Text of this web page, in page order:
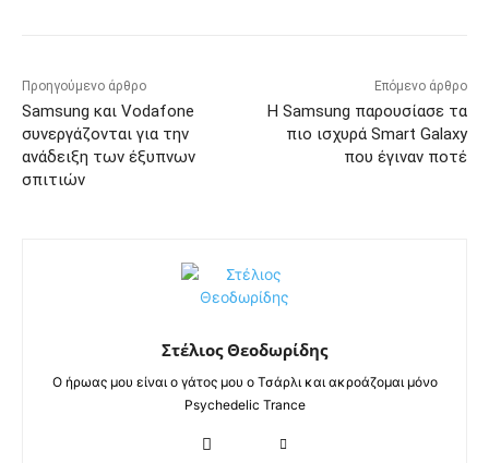
Προηγούμενο άρθρο
Samsung και Vodafone
συνεργάζονται για την
ανάδειξη των έξυπνων
σπιτιών
Επόμενο άρθρο
Η Samsung παρουσίασε τα
πιο ισχυρά Smart Galaxy
που έγιναν ποτέ
Στέλιος Θεοδωρίδης
Ο ήρωας μου είναι ο γάτος μου ο Τσάρλι και ακροάζομαι μόνο
Psychedelic Trance